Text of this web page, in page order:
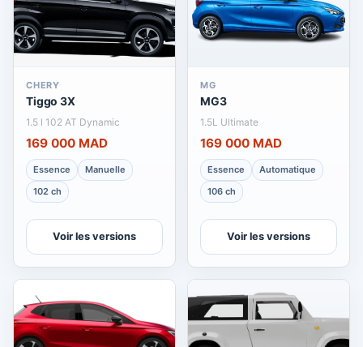
CHERY
Tiggo 3X
1.5 l 102 AT Dynamic
169 000 MAD
Essence
Manuelle
102 ch
Voir les versions
MG
MG3
1.5L Ultimate
169 000 MAD
Essence
Automatique
106 ch
Voir les versions